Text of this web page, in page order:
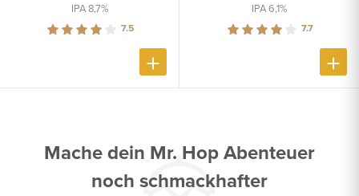
IPA 8,7%
7.5
IPA 6,1%
7.7
Mache dein Mr. Hop Abenteuer
noch schmackhafter